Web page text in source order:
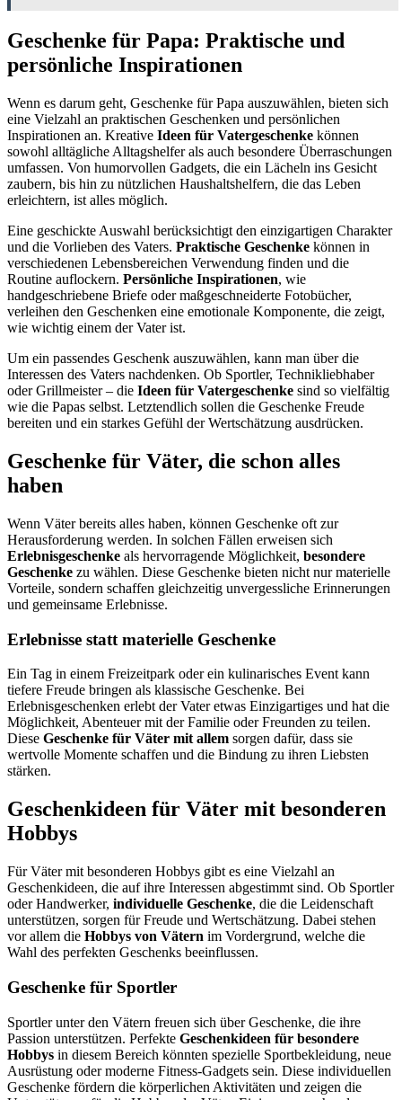
Geschenke für Papa: Praktische und
persönliche Inspirationen
Wenn es darum geht, Geschenke für Papa auszuwählen, bieten sich
eine Vielzahl an praktischen Geschenken und persönlichen
Inspirationen an. Kreative Ideen für Vatergeschenke können
sowohl alltägliche Alltagshelfer als auch besondere Überraschungen
umfassen. Von humorvollen Gadgets, die ein Lächeln ins Gesicht
zaubern, bis hin zu nützlichen Haushaltshelfern, die das Leben
erleichtern, ist alles möglich.
Eine geschickte Auswahl berücksichtigt den einzigartigen Charakter
und die Vorlieben des Vaters. Praktische Geschenke können in
verschiedenen Lebensbereichen Verwendung finden und die
Routine auflockern. Persönliche Inspirationen, wie
handgeschriebene Briefe oder maßgeschneiderte Fotobücher,
verleihen den Geschenken eine emotionale Komponente, die zeigt,
wie wichtig einem der Vater ist.
Um ein passendes Geschenk auszuwählen, kann man über die
Interessen des Vaters nachdenken. Ob Sportler, Technikliebhaber
oder Grillmeister – die Ideen für Vatergeschenke sind so vielfältig
wie die Papas selbst. Letztendlich sollen die Geschenke Freude
bereiten und ein starkes Gefühl der Wertschätzung ausdrücken.
Geschenke für Väter, die schon alles
haben
Wenn Väter bereits alles haben, können Geschenke oft zur
Herausforderung werden. In solchen Fällen erweisen sich
Erlebnisgeschenke als hervorragende Möglichkeit, besondere
Geschenke zu wählen. Diese Geschenke bieten nicht nur materielle
Vorteile, sondern schaffen gleichzeitig unvergessliche Erinnerungen
und gemeinsame Erlebnisse.
Erlebnisse statt materielle Geschenke
Ein Tag in einem Freizeitpark oder ein kulinarisches Event kann
tiefere Freude bringen als klassische Geschenke. Bei
Erlebnisgeschenken erlebt der Vater etwas Einzigartiges und hat die
Möglichkeit, Abenteuer mit der Familie oder Freunden zu teilen.
Diese Geschenke für Väter mit allem sorgen dafür, dass sie
wertvolle Momente schaffen und die Bindung zu ihren Liebsten
stärken.
Geschenkideen für Väter mit besonderen
Hobbys
Für Väter mit besonderen Hobbys gibt es eine Vielzahl an
Geschenkideen, die auf ihre Interessen abgestimmt sind. Ob Sportler
oder Handwerker, individuelle Geschenke, die die Leidenschaft
unterstützen, sorgen für Freude und Wertschätzung. Dabei stehen
vor allem die Hobbys von Vätern im Vordergrund, welche die
Wahl des perfekten Geschenks beeinflussen.
Geschenke für Sportler
Sportler unter den Vätern freuen sich über Geschenke, die ihre
Passion unterstützen. Perfekte Geschenkideen für besondere
Hobbys in diesem Bereich könnten spezielle Sportbekleidung, neue
Ausrüstung oder moderne Fitness-Gadgets sein. Diese individuellen
Geschenke fördern die körperlichen Aktivitäten und zeigen die